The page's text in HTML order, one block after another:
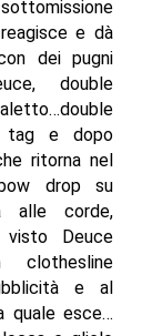
e dà
dei pugni
double
tag e dopo
ritorna nel
drop su
alle corde,
Deuce
e al
quale esce…